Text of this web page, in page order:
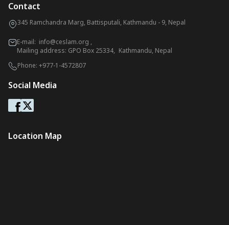
Contact
345 Ramchandra Marg, Battisputali, Kathmandu - 9, Nepal
E-mail: info@ceslam.org ,
Mailing address: GPO Box 25334, Kathmandu, Nepal
Phone: +977-1-4572807
Social Media
Location Map